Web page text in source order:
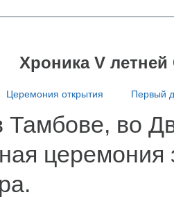
Хроника V
Церемония открытия Первый
Тамбове, во